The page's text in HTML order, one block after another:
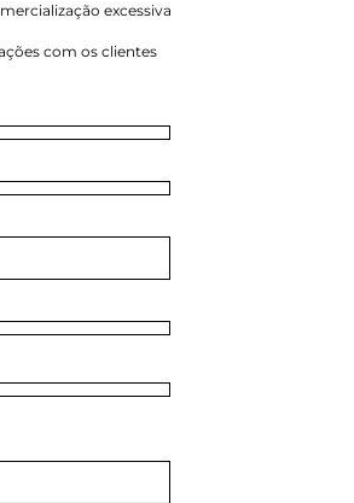
excessiva
com os clientes